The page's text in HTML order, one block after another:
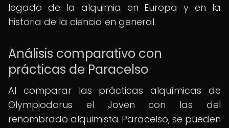
legado de la alquimia en Europa y en la
historia de la ciencia en general.
Análisis comparativo con
prácticas de Paracelso
Al comparar las prácticas alquímicas de
Olympiodorus el Joven con las del
renombrado alquimista Paracelso, se pueden